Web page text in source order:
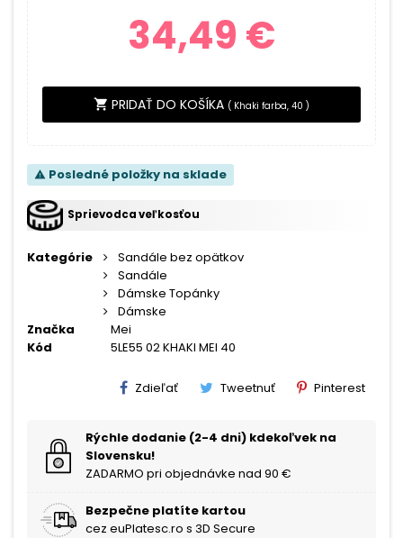
34,49 €
shopping_cart PRIDAŤ DO KOŠÍKA ( Khaki farba, 40 )
warning Posledné položky na sklade
Sprievodca veľkosťou
Kategórie
Sandále bez opätkov
Sandále
Dámske Topánky
Dámske
Značka
Mei
Kód
5LE55 02 KHAKI MEI 40
Zdieľať Tweetnuť Pinterest
Rýchle dodanie (2-4 dni) kdekoľvek na
Slovensku!
ZADARMO pri objednávke nad 90 €
Bezpečne platíte kartou
cez euPlatesc.ro s 3D Secure